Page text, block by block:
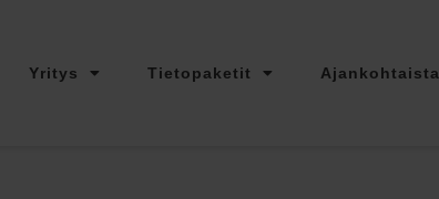
Yritys Tietopaketit Ajankohtaista